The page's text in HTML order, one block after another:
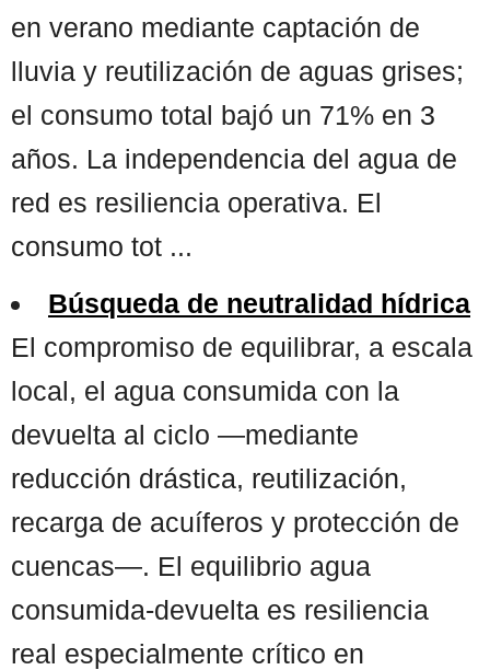
en verano mediante captación de
lluvia y reutilización de aguas grises;
el consumo total bajó un 71% en 3
años. La independencia del agua de
red es resiliencia operativa. El
consumo tot ...
Búsqueda de neutralidad hídrica
El compromiso de equilibrar, a escala
local, el agua consumida con la
devuelta al ciclo —mediante
reducción drástica, reutilización,
recarga de acuíferos y protección de
cuencas—. El equilibrio agua
consumida-devuelta es resiliencia
real especialmente crítico en